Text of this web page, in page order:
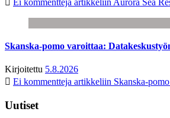
Skanska-pomo varoittaa:
Kirjoitettu 5.8.2026
Ei kommentteja artikkeliin Skanska-
Uutiset